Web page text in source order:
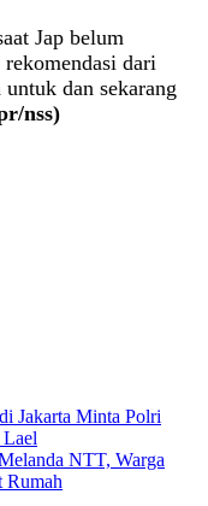
Jap belum
dari
dan sekarang
nss)
Jakarta Minta Polri
Lael
NTT, Warga
Rumah